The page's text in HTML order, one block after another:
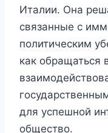
Италии. Она
связанные с
политическим
как обращаться
для успешной
общество.